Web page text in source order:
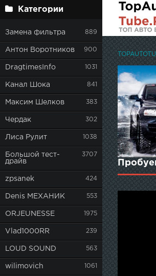
Категории
Замена фильтра 889
Антон Воротников 900
DragtimesInfo 1031
Канал Шока 841
Максим Шелков 383
Чердак 302
Лиса Рулит 1038
Большой тест-
драйв
3707
zpsanek 424
Denis МЕХАНИК 553
ORJEUNESSE 1975
Vlad1000RR 239
LOUD SOUND 563
wilimovich 1061